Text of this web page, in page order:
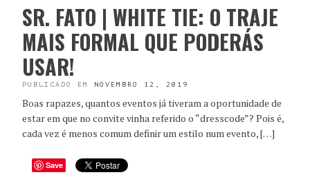
SR. FATO | WHITE TIE: O TRAJE
MAIS FORMAL QUE PODERÁS
USAR!
PUBLICADO EM NOVEMBRO 12, 2019
Boas rapazes, quantos eventos já tiveram a oportunidade de
estar em que no convite vinha referido o “dresscode”? Pois é,
cada vez é menos comum definir um estilo num evento, […]
Save